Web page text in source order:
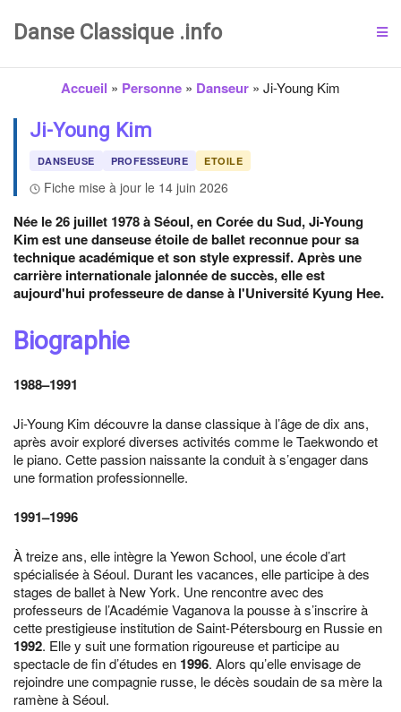
Danse Classique .info
Accueil » Personne » Danseur » Ji-Young Kim
Ji-Young Kim
DANSEUSE PROFESSEURE ETOILE
Fiche mise à jour le 14 juin 2026
Née le 26 juillet 1978 à Séoul, en Corée du Sud, Ji-Young
Kim est une danseuse étoile de ballet reconnue pour sa
technique académique et son style expressif. Après une
carrière internationale jalonnée de succès, elle est
aujourd'hui professeure de danse à l'Université Kyung Hee.
Biographie
1988–1991
Ji-Young Kim découvre la danse classique à l’âge de dix ans,
après avoir exploré diverses activités comme le Taekwondo et
le piano. Cette passion naissante la conduit à s’engager dans
une formation professionnelle.
1991–1996
À treize ans, elle intègre la Yewon School, une école d’art
spécialisée à Séoul. Durant les vacances, elle participe à des
stages de ballet à New York. Une rencontre avec des
professeurs de l’Académie Vaganova la pousse à s’inscrire à
cette prestigieuse institution de Saint-Pétersbourg en Russie en
1992. Elle y suit une formation rigoureuse et participe au
spectacle de fin d’études en 1996. Alors qu’elle envisage de
rejoindre une compagnie russe, le décès soudain de sa mère la
ramène à Séoul.